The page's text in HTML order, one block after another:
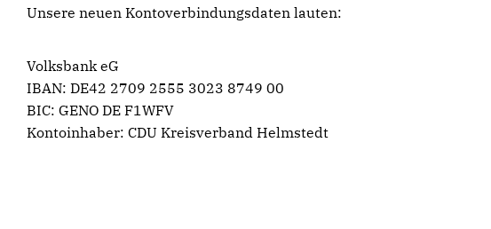
Unsere neuen Kontoverbindungsdaten lauten:
Volksbank eG
IBAN: DE42 2709 2555 3023 8749 00
BIC: GENO DE F1WFV
Kontoinhaber: CDU Kreisverband Helmstedt